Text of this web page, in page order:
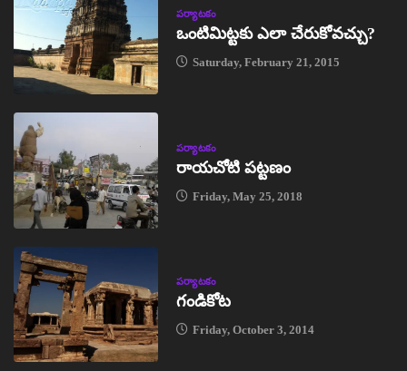
పర్యాటకం
ఒంటిమిట్టకు ఎలా చేరుకోవచ్చు?
Saturday, February 21, 2015
పర్యాటకం
రాయచోటి పట్టణం
Friday, May 25, 2018
పర్యాటకం
గండికోట
Friday, October 3, 2014